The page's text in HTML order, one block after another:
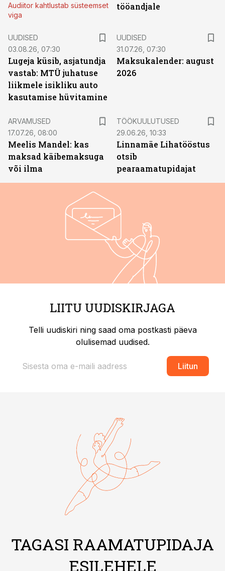
Audiitor kahtlustab süsteemset
viga
tööandjale
UUDISED
03.08.26, 07:30
Lugeja küsib, asjatundja
vastab: MTÜ juhatuse
liikmele isikliku auto
kasutamise hüvitamine
UUDISED
31.07.26, 07:30
Maksukalender: august
2026
ARVAMUSED
17.07.26, 08:00
Meelis Mandel: kas
maksad käibemaksuga
või ilma
TÖÖKUULUTUSED
29.06.26, 10:33
Linnamäe Lihatööstus
otsib
pearaamatupidajat
LIITU UUDISKIRJAGA
Telli uudiskiri ning saad oma postkasti päeva
olulisemad uudised.
Liitun
TAGASI RAAMATUPIDAJA
ESILEHELE